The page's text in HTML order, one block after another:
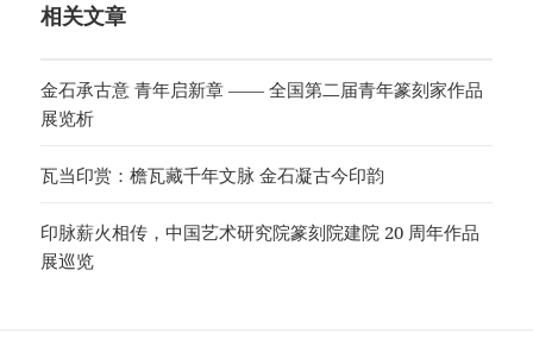
相关文章
金石承古意 青年启新章 —— 全国第二届青年篆刻家作品
展览析
瓦当印赏：檐瓦藏千年文脉 金石凝古今印韵
印脉薪火相传，中国艺术研究院篆刻院建院 20 周年作品
展巡览